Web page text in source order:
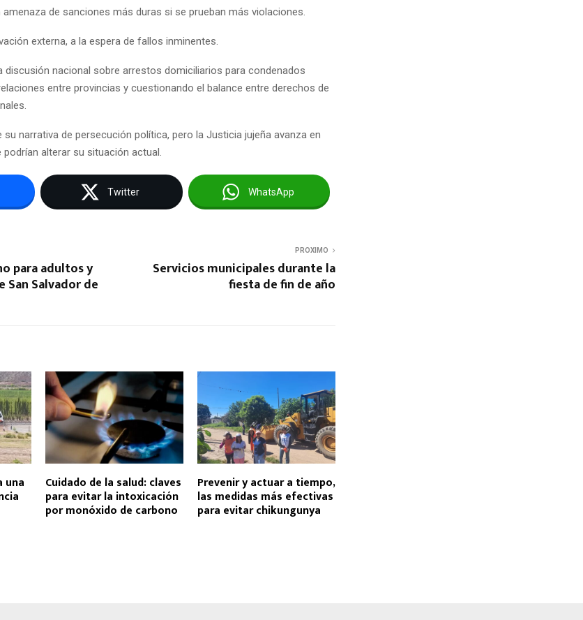
de sanciones más duras si se prueban más violaciones.
externa, a la espera de fallos inminentes.
discusión nacional sobre arrestos domiciliarios para condenados
entre provincias y cuestionando el balance entre derechos de
su narrativa de persecución política, pero la Justicia jujeña avanza en
alterar su situación actual.
Twitter WhatsApp
para adultos y
San Salvador de
PROXIMO
Servicios municipales durante la
fiesta de fin de año
una Cuidado de la salud: claves
para evitar la intoxicación
por monóxido de carbono
Prevenir y actuar a tiempo,
las medidas más efectivas
para evitar chikungunya